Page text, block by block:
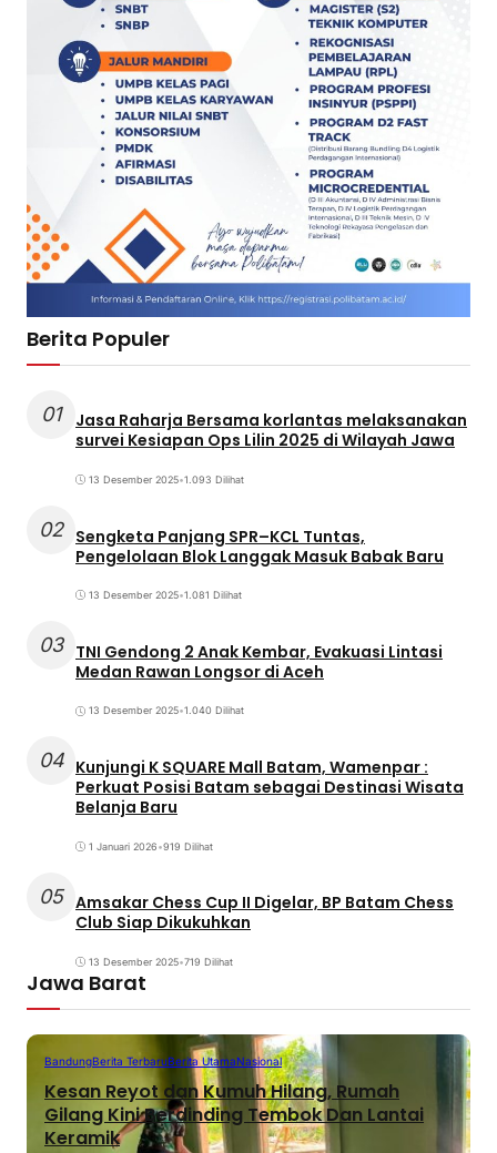
Berita Populer
01
Jasa Raharja Bersama korlantas melaksanakan
survei Kesiapan Ops Lilin 2025 di Wilayah Jawa
13 Desember 2025•1.093 Dilihat
02 Sengketa Panjang SPR–KCL Tuntas,
Pengelolaan Blok Langgak Masuk Babak Baru
13 Desember 2025•1.081 Dilihat
03 TNI Gendong 2 Anak Kembar, Evakuasi Lintasi
Medan Rawan Longsor di Aceh
13 Desember 2025•1.040 Dilihat
04 Kunjungi K SQUARE Mall Batam, Wamenpar :
Perkuat Posisi Batam sebagai Destinasi Wisata
Belanja Baru
1 Januari 2026•919 Dilihat
05 Amsakar Chess Cup II Digelar, BP Batam Chess
Club Siap Dikukuhkan
13 Desember 2025•719 Dilihat
Jawa Barat
BandungBerita TerbaruBerita UtamaNasional
Kesan Reyot dan Kumuh Hilang, Rumah
Gilang Kini Berdinding Tembok Dan Lantai
Keramik